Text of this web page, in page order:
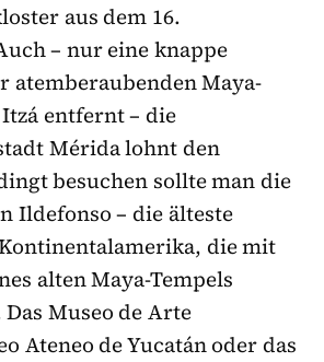
aus dem 16.
– nur eine knappe
atemberaubenden Maya-
entfernt – die
Mérida lohnt den
besuchen sollte man die
Ildefonso – die älteste
die mit
alten Maya-Tempels
Museo de Arte
Ateneo de Yucatán oder das